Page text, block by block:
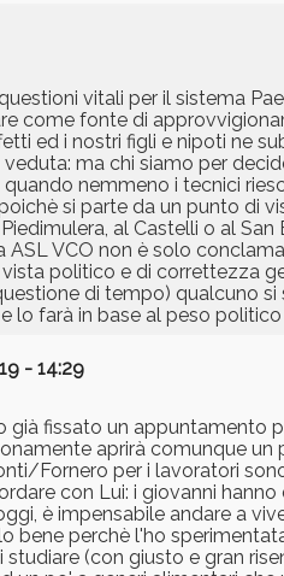
vitali per il sistema
come fonte di
ed i nostri figli e nipoti ne
ma chi siamo per
nemmeno i tecnici
si parte da un punto di
al Castelli o al
VCO non è solo
politico e di correttezza
di tempo) qualcuno
farà in base al peso
- 14:29
già fissato un appuntamento
aprirà comunque un
Fornero per i lavoratori
con Lui: i giovanni
è impensabile andare a
bene perchè l'ho
(con giusto e gran